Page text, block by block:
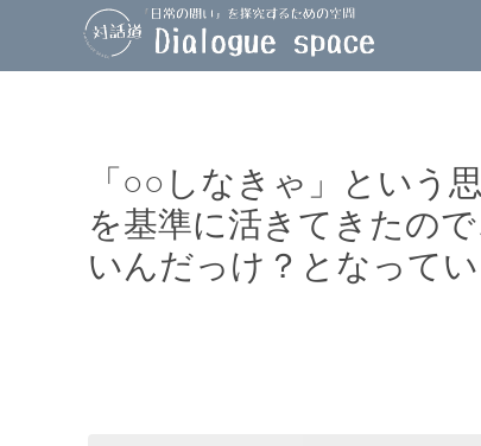
「○○しなきゃ」という
を基準に活きてきたの
いんだっけ？となって